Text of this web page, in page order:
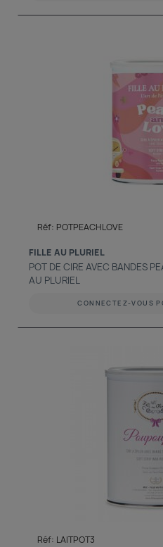
Réf: POTPEACHLOVE
FILLE AU PLURIEL
POT DE CIRE AVEC BANDES
AU PLURIEL
CONNECTEZ-VOUS
Réf: LAITPOT3